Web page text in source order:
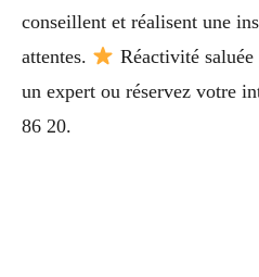
conseillent et réalisent une
attentes.
Réactivité
un expert ou réservez votre
86 20.